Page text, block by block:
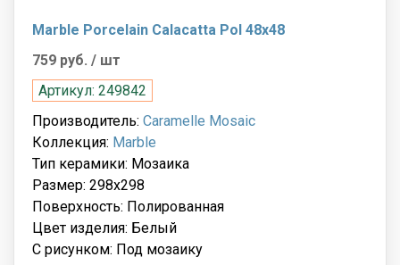
Marble Porcelain Calacatta Pol 48x48
759 руб. / шт
Артикул: 249842
Производитель: Caramelle Mosaic
Коллекция: Marble
Тип керамики: Мозаика
Размер: 298x298
Поверхность: Полированная
Цвет изделия: Белый
С рисунком: Под мозаику